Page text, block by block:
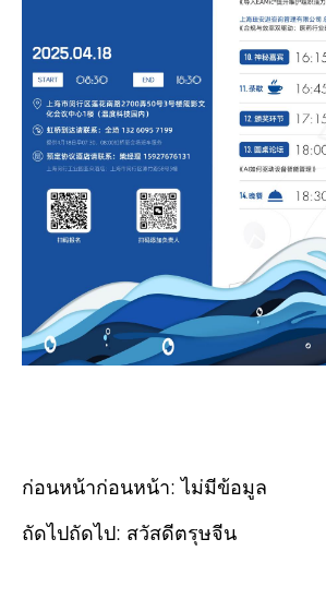
ก่อนหน้าก่อนหน้า: ไม่มีข้อมูล
ถัดไปถัดไป: สวัสดีตรุษจีน